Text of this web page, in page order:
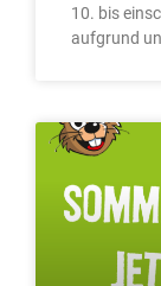
10. bis
aufgrund